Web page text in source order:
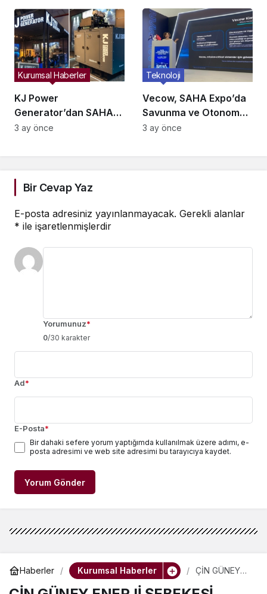
mu?
İstanbul’da Buluşuyor
KJ Power
Generator’dan SAHA
Expo’da Savunmaya
Kurumsal Haberler
3 ay önce
Vecow, SAHA Expo’da
Savunma ve Otonom
Sistemler İçin Yeni
Teknoloji
3 ay önce
Bir Cevap Yaz
E-posta adresiniz yayınlanmayacak. Gerekli alanlar
* ile işaretlenmişlerdir
Yorumunuz*
0/30 karakter
Ad*
E-Posta*
Bir dahaki sefere yorum yaptığımda kullanılmak üzere adımı, e-
posta adresimi ve web site adresimi bu tarayıcıya kaydet.
Yorum Gönder
Haberler Kurumsal Haberler
ÇİN GÜNEY
ŞEBEKESİ